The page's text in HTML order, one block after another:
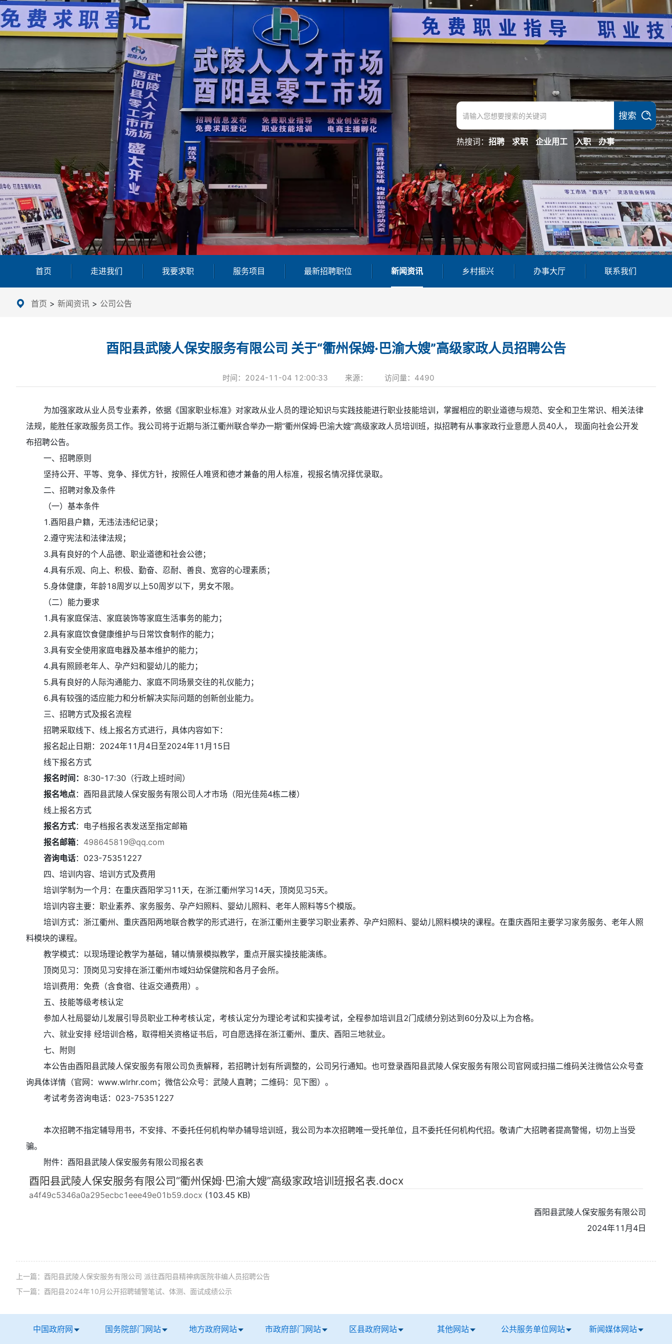
搜索
热搜词：招聘 求职 企业用工 入职 办事
首页 走进我们 我要求职 服务项目 最新招聘职位 新闻资讯 乡村振兴 办事大厅 联系我们
首页 > 新闻资讯 > 公司公告
酉阳县武陵人保安服务有限公司 关于“衢州保姆·巴渝大嫂”高级家政人员招聘公告
时间： 2024-11-04 12:00:33 来源： 访问量： 4490
为加强家政从业人员专业素养，依据《国家职业标准》对家政从业人员的理论知识与实践技能进行职业技能培训，掌握相应的职业道德与规范、安全和卫生常识、相关法律
法规，能胜任家政服务员工作。我公司将于近期与浙江衢州联合举办一期“衢州保姆·巴渝大嫂”高级家政人员培训班，拟招聘有从事家政行业意愿人员40人， 现面向社会公开发
布招聘公告。
一、招聘原则
坚持公开、平等、竞争、择优方针，按照任人唯贤和德才兼备的用人标准，视报名情况择优录取。
二、招聘对象及条件
（一）基本条件
1.酉阳县户籍，无违法违纪记录；
2.遵守宪法和法律法规；
3.具有良好的个人品德、职业道德和社会公德；
4.具有乐观、向上、积极、勤奋、忍耐、善良、宽容的心理素质；
5.身体健康，年龄18周岁以上50周岁以下，男女不限。
（二）能力要求
1.具有家庭保洁、家庭装饰等家庭生活事务的能力；
2.具有家庭饮食健康维护与日常饮食制作的能力；
3.具有安全使用家庭电器及基本维护的能力；
4.具有照顾老年人、孕产妇和婴幼儿的能力；
5.具有良好的人际沟通能力、家庭不同场景交往的礼仪能力；
6.具有较强的适应能力和分析解决实际问题的创新创业能力。
三、招聘方式及报名流程
招聘采取线下、线上报名方式进行，具体内容如下：
报名起止日期：2024年11月4日至2024年11月15日
线下报名方式
报名时间： 8:30-17:30（行政上班时间）
报名地点：酉阳县武陵人保安服务有限公司人才市场（阳光佳苑4栋二楼）
线上报名方式
报名方式：电子档报名表发送至指定邮箱
报名邮箱： 498645819@qq.com
咨询电话：023-75351227
四、培训内容、培训方式及费用
培训学制为一个月：在重庆酉阳学习11天，在浙江衢州学习14天，顶岗见习5天。
培训内容主要：职业素养、家务服务、孕产妇照料、婴幼儿照料、老年人照料等5个模版。
培训方式：浙江衢州、重庆酉阳两地联合教学的形式进行，在浙江衢州主要学习职业素养、孕产妇照料、婴幼儿照料模块的课程。在重庆酉阳主要学习家务服务、老年人照
料模块的课程。
教学模式：以现场理论教学为基础，辅以情景模拟教学，重点开展实操技能演练。
顶岗见习：顶岗见习安排在浙江衢州市域妇幼保健院和各月子会所。
培训费用：免费（含食宿、往返交通费用）。
五、技能等级考核认定
参加人社局婴幼儿发展引导员职业工种考核认定，考核认定分为理论考试和实操考试，全程参加培训且2门成绩分别达到60分及以上为合格。
六、就业安排 经培训合格，取得相关资格证书后，可自愿选择在浙江衢州、重庆、酉阳三地就业。
七、附则
本公告由酉阳县武陵人保安服务有限公司负责解释，若招聘计划有所调整的，公司另行通知。也可登录酉阳县武陵人保安服务有限公司官网或扫描二维码关注微信公众号查
询具体详情（官网：www.wlrhr.com；微信公众号：武陵人直聘；二维码：见下图）。
考试考务咨询电话：023-75351227
本次招聘不指定辅导用书，不安排、不委托任何机构举办辅导培训班，我公司为本次招聘唯一受托单位，且不委托任何机构代招。敬请广大招聘者提高警惕，切勿上当受
骗。
附件：酉阳县武陵人保安服务有限公司报名表
酉阳县武陵人保安服务有限公司“衢州保姆·巴渝大嫂”高级家政培训班报名表.docx
a4f49c5346a0a295ecbc1eee49e01b59.docx (103.45 KB)
酉阳县武陵人保安服务有限公司
2024年11月4日
上一篇： 酉阳县武陵人保安服务有限公司 派往酉阳县精神病医院非编人员招聘公告
下一篇： 酉阳县2024年10月公开招聘辅警笔试、体测、面试成绩公示
中国政府网 国务院部门网站 地方政府网站 市政府部门网站 区县政府网站 其他网站 公共服务单位网站 新闻媒体网站